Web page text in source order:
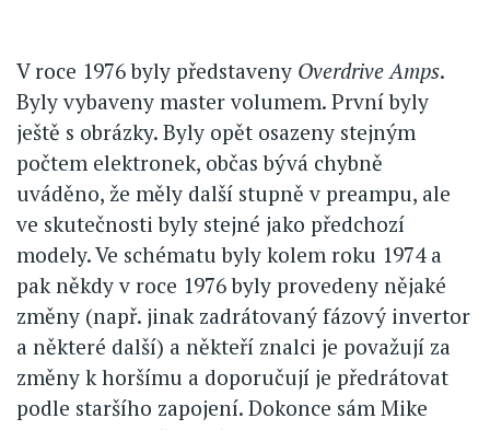
V roce 1976 byly představeny Overdrive Amps.
Byly vybaveny master volumem. První byly
ještě s obrázky. Byly opět osazeny stejným
počtem elektronek, občas bývá chybně
uváděno, že měly další stupně v preampu, ale
ve skutečnosti byly stejné jako předchozí
modely. Ve schématu byly kolem roku 1974 a
pak někdy v roce 1976 byly provedeny nějaké
změny (např. jinak zadrátovaný fázový invertor
a některé další) a někteří znalci je považují za
změny k horšímu a doporučují je předrátovat
podle staršího zapojení. Dokonce sám Mike